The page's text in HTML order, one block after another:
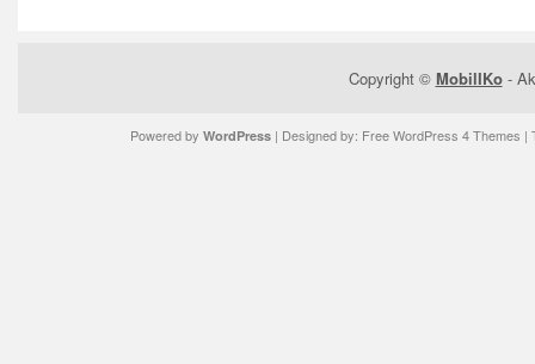
Copyright © MobilIKo-
Powered by WordPress| Designed by: Free WordPress 4 Themes |